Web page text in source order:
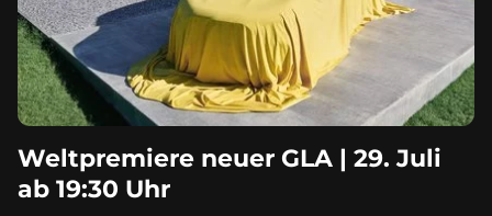
Weltpremiere neuer GLA | 29. Juli
ab 19:30 Uhr